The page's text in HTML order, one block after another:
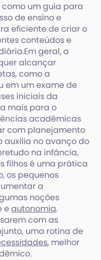
um guia para
de ensino e
eficiente de criar o
conteúdos e
geral, a
alcançar
como a
em um exame de
iniciais da
mais para o
acadêmicas
com planejamento
no avanço do
na infância,
filhos é uma prática
os pequenos
a
noções
eautonomia.
com as
uma rotina de
, melhor